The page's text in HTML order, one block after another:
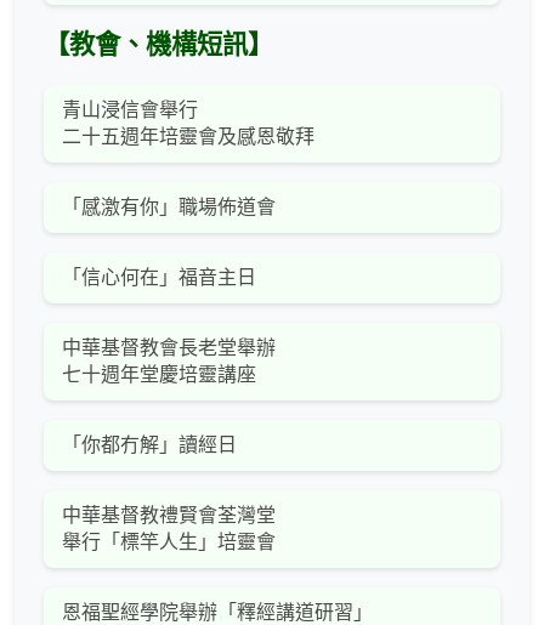
【教會、機構短訊】
青山浸信會舉行
二十五週年培靈會及感恩敬拜
「感激有你」職場佈道會
「信心何在」福音主日
中華基督教會長老堂舉辦
七十週年堂慶培靈講座
「你都冇解」讀經日
中華基督教禮賢會荃灣堂
舉行「標竿人生」培靈會
恩福聖經學院舉辦「釋經講道研習」